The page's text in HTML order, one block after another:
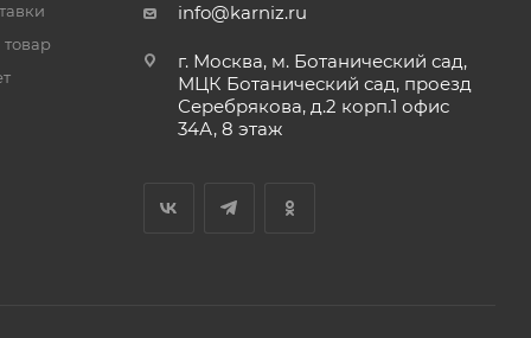
info@karniz.ru
г. Москва, м. Ботанический сад,
МЦК Ботанический сад, проезд
Серебрякова, д.2 корп.1 офис
34А, 8 этаж